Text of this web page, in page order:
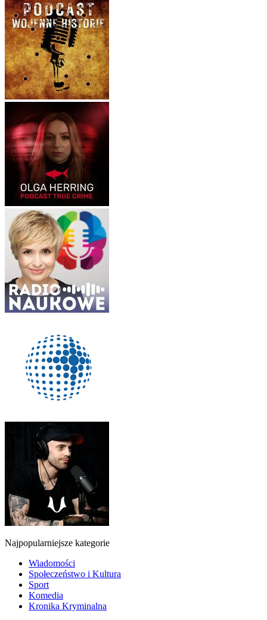
Najpopularniejsze kategorie
Wiadomości
Społeczeństwo i Kultura
Sport
Komedia
Kronika Kryminalna